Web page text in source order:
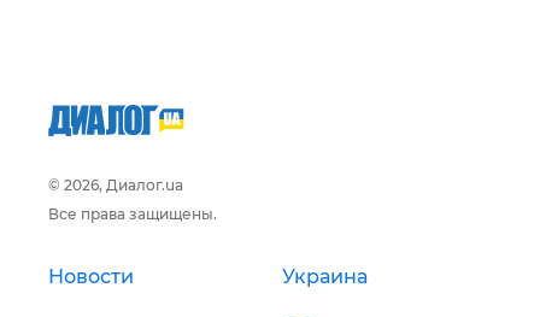
© 2026, Диалог.ua
Все права защищены.
Новости Украина